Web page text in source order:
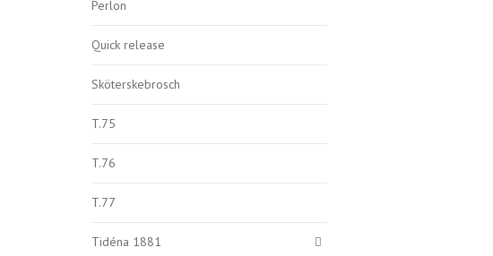
Perlon
Quick release
Sköterskebrosch
T.75
T.76
T.77
Tidéna 1881